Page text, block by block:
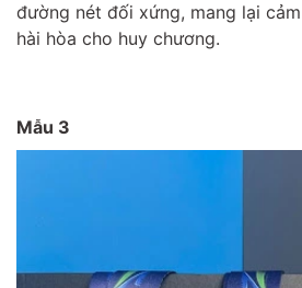
đường nét đối xứng, mang lại
hài hòa cho huy chương.
Mẫu 3